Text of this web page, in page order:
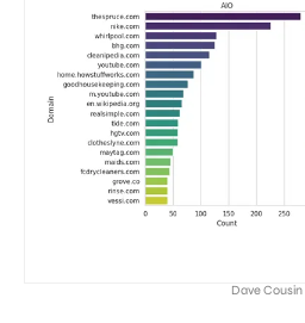
Dave Cousin